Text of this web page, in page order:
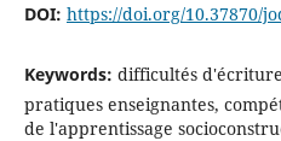
DOI: https://doi.org/10.37870/
Keywords: difficultés
pratiques enseignantes,
de l'apprentissage